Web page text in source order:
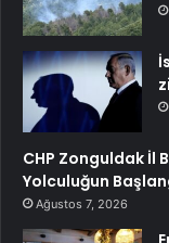
CHP Zonguldak İl
Yolculuğun
Ağustos 7, 2026